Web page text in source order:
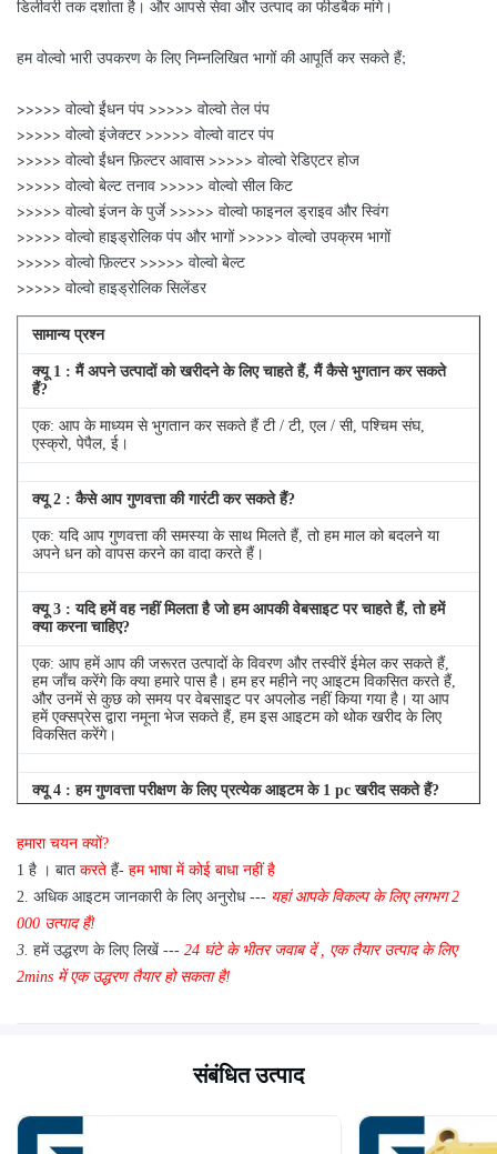
डिलीवरी तक दर्शाता है। और आपसे सेवा और उत्पाद का फीडबैक मांगे।
हम वोल्वो भारी उपकरण के लिए निम्नलिखित भागों की आपूर्ति कर सकते हैं;
>>>>> वोल्वो ईंधन पंप >>>>> वोल्वो तेल पंप
>>>>> वोल्वो इंजेक्टर >>>>> वोल्वो वाटर पंप
>>>>> वोल्वो ईंधन फ़िल्टर आवास >>>>> वोल्वो रेडिएटर होज
>>>>> वोल्वो बेल्ट तनाव >>>>> वोल्वो सील किट
>>>>> वोल्वो इंजन के पुर्जे >>>>> वोल्वो फाइनल ड्राइव और स्विंग
>>>>> वोल्वो हाइड्रोलिक पंप और भागों >>>>> वोल्वो उपक्रम भागों
>>>>> वोल्वो फ़िल्टर >>>>> वोल्वो बेल्ट
>>>>> वोल्वो हाइड्रोलिक सिलेंडर
सामान्य प्रश्न
क्यू 1 : मैं अपने उत्पादों को खरीदने के लिए चाहते हैं, मैं कैसे भुगतान कर सकते
हैं?
एक: आप के माध्यम से भुगतान कर सकते हैं टी / टी, एल / सी, पश्चिम संघ,
एस्क्रो, पेपैल, ई।
क्यू 2 : कैसे आप गुणवत्ता की गारंटी कर सकते हैं?
एक: यदि आप गुणवत्ता की समस्या के साथ मिलते हैं, तो हम माल को बदलने या
अपने धन को वापस करने का वादा करते हैं।
क्यू 3 : यदि हमें वह नहीं मिलता है जो हम आपकी वेबसाइट पर चाहते हैं, तो हमें
क्या करना चाहिए?
एक: आप हमें आप की जरूरत उत्पादों के विवरण और तस्वीरें ईमेल कर सकते हैं,
हम जाँच करेंगे कि क्या हमारे पास है। हम हर महीने नए आइटम विकसित करते हैं,
और उनमें से कुछ को समय पर वेबसाइट पर अपलोड नहीं किया गया है। या आप
हमें एक्सप्रेस द्वारा नमूना भेज सकते हैं, हम इस आइटम को थोक खरीद के लिए
विकसित करेंगे।
क्यू 4 : हम गुणवत्ता परीक्षण के लिए प्रत्येक आइटम के 1 pc खरीद सकते हैं?
आप स्टॉक में की जरूरत है
हमारा चयन क्यों?
1 है । बात करते हैं- हम भाषा में कोई बाधा नहीं है
2. अधिक आइटम जानकारी के लिए अनुरोध --- यहां आपके विकल्प के लिए लगभग 2
000 उत्पाद हैं!
3. हमें उद्धरण के लिए लिखें --- 24 घंटे के भीतर जवाब दें , एक तैयार उत्पाद के लिए
2mins में एक उद्धरण तैयार हो सकता है!
संबंधित उत्पाद